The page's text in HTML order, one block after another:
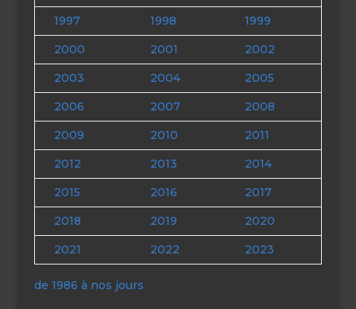
1997
1998
1999
2000
2001
2002
2003
2004
2005
2006
2007
2008
2009
2010
2011
2012
2013
2014
2015
2016
2017
2018
2019
2020
2021
2022 2023
de 1986 à nos jours